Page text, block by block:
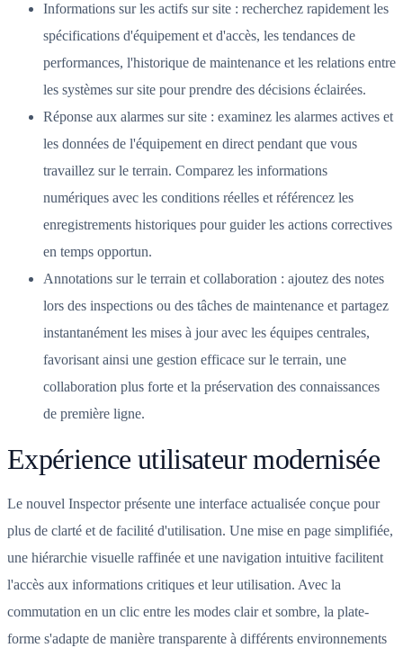
Informations sur les actifs sur site : recherchez rapidement les
spécifications d'équipement et d'accès, les tendances de
performances, l'historique de maintenance et les relations entre
les systèmes sur site pour prendre des décisions éclairées.
Réponse aux alarmes sur site : examinez les alarmes actives et
les données de l'équipement en direct pendant que vous
travaillez sur le terrain. Comparez les informations
numériques avec les conditions réelles et référencez les
enregistrements historiques pour guider les actions correctives
en temps opportun.
Annotations sur le terrain et collaboration : ajoutez des notes
lors des inspections ou des tâches de maintenance et partagez
instantanément les mises à jour avec les équipes centrales,
favorisant ainsi une gestion efficace sur le terrain, une
collaboration plus forte et la préservation des connaissances
de première ligne.
Expérience utilisateur modernisée
Le nouvel Inspector présente une interface actualisée conçue pour
plus de clarté et de facilité d'utilisation. Une mise en page simplifiée,
une hiérarchie visuelle raffinée et une navigation intuitive facilitent
l'accès aux informations critiques et leur utilisation. Avec la
commutation en un clic entre les modes clair et sombre, la plate-
forme s'adapte de manière transparente à différents environnements